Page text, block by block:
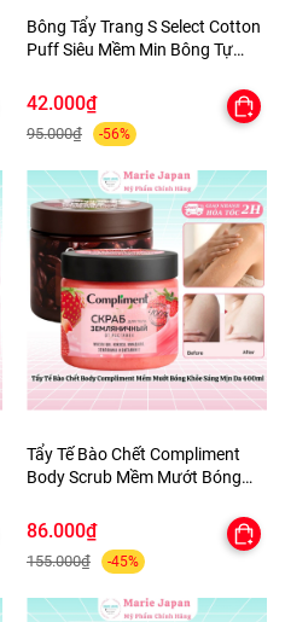
Bông Tẩy Trang S Select Cotton
Puff Siêu Mềm Min Bông Tự
42.000₫
95.000₫ -56%
Tẩy Tế Bào Chết Compliment
Body Scrub Mềm Mướt Bóng
86.000₫
155.000₫ -45%